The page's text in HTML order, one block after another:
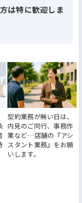
は特に歓迎しま
契約業務が無い日は、
内見のご同行、事務作
業など…店舗の『アシ
スタント業務』をお願
いします。